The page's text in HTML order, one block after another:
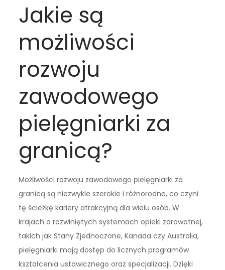
Jakie są
możliwości
rozwoju
zawodowego
pielęgniarki za
granicą?
Możliwości rozwoju zawodowego pielęgniarki za
granicą są niezwykle szerokie i różnorodne, co czyni
tę ścieżkę kariery atrakcyjną dla wielu osób. W
krajach o rozwiniętych systemach opieki zdrowotnej,
takich jak Stany Zjednoczone, Kanada czy Australia,
pielęgniarki mają dostęp do licznych programów
kształcenia ustawicznego oraz specjalizacji. Dzięki